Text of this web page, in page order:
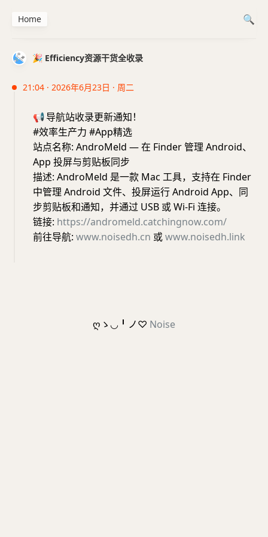
🎉 Efficiency资源干货全收录
21:04 · 2026年6月23日 · 周二
📢导航站收录更新通知！
#效率生产力 #App精选
站点名称: AndroMeld — 在 Finder 管理 Android、
App 投屏与剪贴板同步
描述: AndroMeld 是一款 Mac 工具，支持在 Finder
中管理 Android 文件、投屏运行 Android App、同
步剪贴板和通知，并通过 USB 或 Wi-Fi 连接。
链接: https://andromeld.catchingnow.com/
前往导航: www.noisedh.cn 或www.noisedh.link
Home
ღゝ◡╹ノ♡ Noise